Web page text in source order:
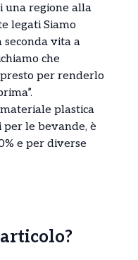
una regione alla
legati Siamo
vita a
che
per renderlo
plastica
le bevande, è
e per diverse